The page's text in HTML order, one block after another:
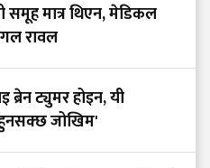
समूह मात्र थिएन, मेडिकल
रावल
ट्युमर होइन, यी
जोखिम'